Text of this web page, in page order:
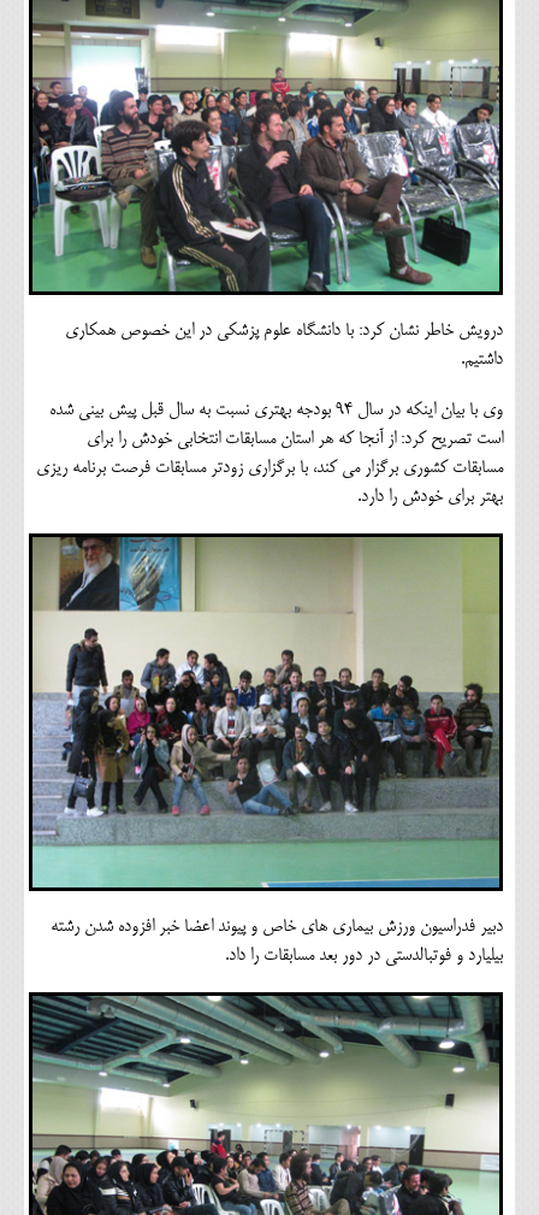
درویش خاطر نشان کرد: با دانشگاه علوم پزشکی در این خصوص همکاری
داشتیم.
وی با بیان اینکه در سال 94 بودجه بهتری نسبت به سال قبل پیش بینی شده
است تصریح کرد: از آنجا که هر استان مسابقات انتخابی خودش را برای
مسابقات کشوری برگزار می کند، با برگزاری زودتر مسابقات فرصت برنامه ریزی
بهتر برای خودش را دارد.
دبیر فدراسیون ورزش بیماری های خاص و پیوند اعضا خبر افزوده شدن رشته
بیلیارد و فوتبالدستی در دور بعد مسابقات را داد.